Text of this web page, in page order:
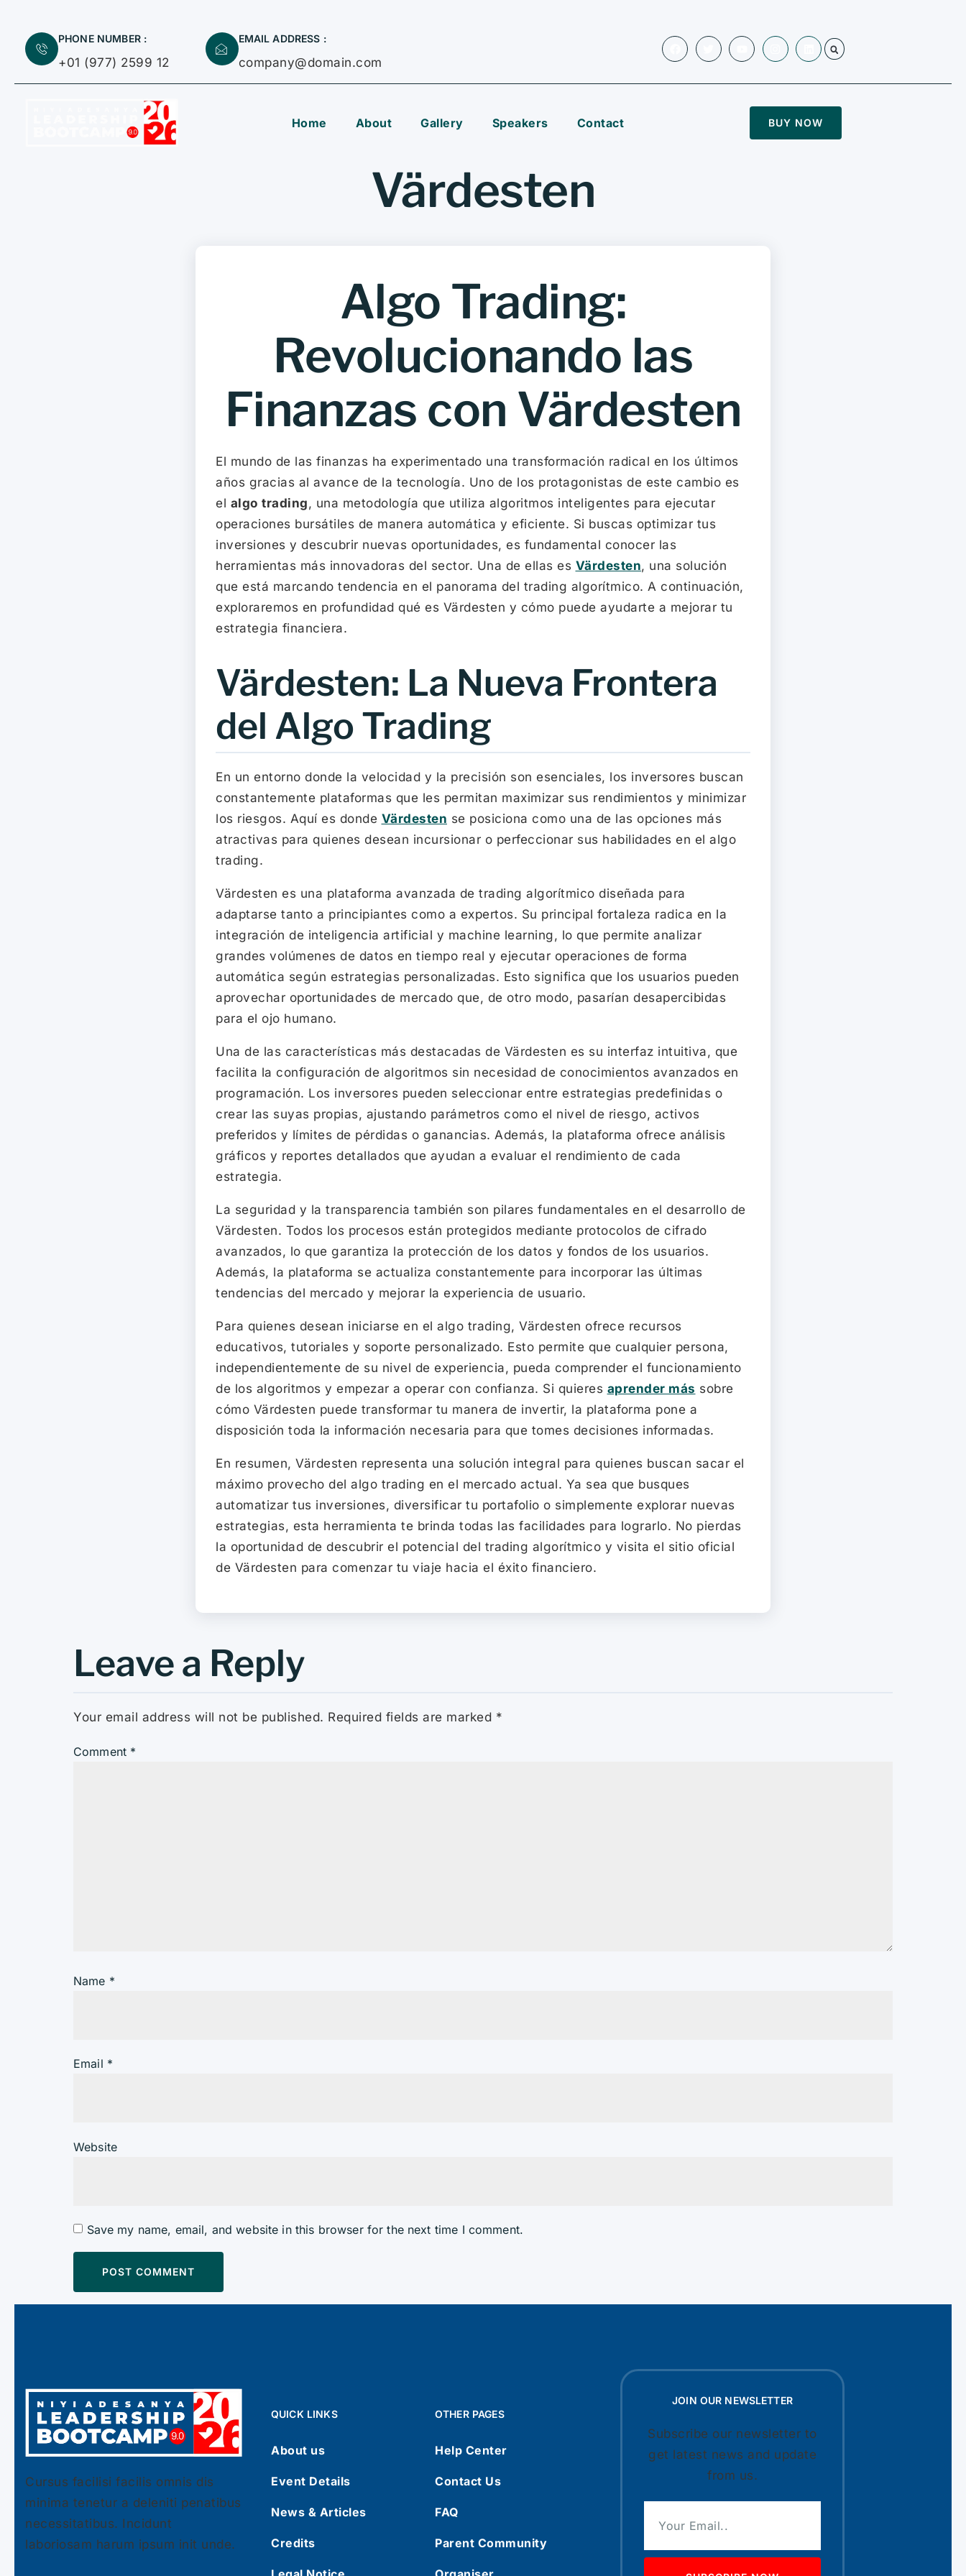
PHONE NUMBER :
+01 (977) 2599 12
EMAIL ADDRESS :
company@domain.com
Home About Gallery Speakers Contact BUY NOW
Värdesten
Algo Trading:
Revolucionando las
Finanzas con Värdesten
El mundo de las finanzas ha experimentado una transformación radical en los últimos
años gracias al avance de la tecnología. Uno de los protagonistas de este cambio es
el algo trading, una metodología que utiliza algoritmos inteligentes para ejecutar
operaciones bursátiles de manera automática y eficiente. Si buscas optimizar tus
inversiones y descubrir nuevas oportunidades, es fundamental conocer las
herramientas más innovadoras del sector. Una de ellas es Värdesten, una solución
que está marcando tendencia en el panorama del trading algorítmico. A continuación,
exploraremos en profundidad qué es Värdesten y cómo puede ayudarte a mejorar tu
estrategia financiera.
Värdesten: La Nueva Frontera
del Algo Trading
En un entorno donde la velocidad y la precisión son esenciales, los inversores buscan
constantemente plataformas que les permitan maximizar sus rendimientos y minimizar
los riesgos. Aquí es donde Värdesten se posiciona como una de las opciones más
atractivas para quienes desean incursionar o perfeccionar sus habilidades en el algo
trading.
Värdesten es una plataforma avanzada de trading algorítmico diseñada para
adaptarse tanto a principiantes como a expertos. Su principal fortaleza radica en la
integración de inteligencia artificial y machine learning, lo que permite analizar
grandes volúmenes de datos en tiempo real y ejecutar operaciones de forma
automática según estrategias personalizadas. Esto significa que los usuarios pueden
aprovechar oportunidades de mercado que, de otro modo, pasarían desapercibidas
para el ojo humano.
Una de las características más destacadas de Värdesten es su interfaz intuitiva, que
facilita la configuración de algoritmos sin necesidad de conocimientos avanzados en
programación. Los inversores pueden seleccionar entre estrategias predefinidas o
crear las suyas propias, ajustando parámetros como el nivel de riesgo, activos
preferidos y límites de pérdidas o ganancias. Además, la plataforma ofrece análisis
gráficos y reportes detallados que ayudan a evaluar el rendimiento de cada
estrategia.
La seguridad y la transparencia también son pilares fundamentales en el desarrollo de
Värdesten. Todos los procesos están protegidos mediante protocolos de cifrado
avanzados, lo que garantiza la protección de los datos y fondos de los usuarios.
Además, la plataforma se actualiza constantemente para incorporar las últimas
tendencias del mercado y mejorar la experiencia de usuario.
Para quienes desean iniciarse en el algo trading, Värdesten ofrece recursos
educativos, tutoriales y soporte personalizado. Esto permite que cualquier persona,
independientemente de su nivel de experiencia, pueda comprender el funcionamiento
de los algoritmos y empezar a operar con confianza. Si quieres aprender más sobre
cómo Värdesten puede transformar tu manera de invertir, la plataforma pone a
disposición toda la información necesaria para que tomes decisiones informadas.
En resumen, Värdesten representa una solución integral para quienes buscan sacar el
máximo provecho del algo trading en el mercado actual. Ya sea que busques
automatizar tus inversiones, diversificar tu portafolio o simplemente explorar nuevas
estrategias, esta herramienta te brinda todas las facilidades para lograrlo. No pierdas
la oportunidad de descubrir el potencial del trading algorítmico y visita el sitio oficial
de Värdesten para comenzar tu viaje hacia el éxito financiero.
Leave a Reply
Your email address will not be published. Required fields are marked *
Comment *
Name *
Email *
Website
Save my name, email, and website in this browser for the next time I comment.
Cursus facilisi facilis omnis dis
minima tenetur a deleniti penatibus
necessitatibus. Incidunt
laboriosam harum ipsum init unde.
QUICK LINKS
About us
Event Details
News & Articles
Credits
OTHER PAGES
Help Center
Contact Us
FAQ
Parent Community
JOIN OUR NEWSLETTER
Subscribe our newsletter to
get latest news and update
from us.